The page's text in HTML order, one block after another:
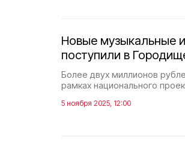
Новые музыкальные
поступили в
Более двух миллионов
рамках национального
5 ноября 2025, 12:00